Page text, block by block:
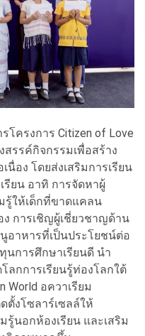
โครงการ Citizen of Love
สรรค์กิจกรรมเพื่อสร้าง
นื่อง โดยส่งเสริมการเรียน
รียน อาทิ การจัดหาผู้
รู้ให้เด็กที่ขาดแคลน
การเชิญผู้เชี่ยวชาญด้าน
อาหารที่เป็นประโยชน์ต่อ
นการศึกษาเรียนดี นำ
ลกการเรียนรู้ท่องโลกใต้
World อควาเรียม
ตั้งโซลาร์เซลล์ให้
รู้นอกห้องเรียน และเสริม